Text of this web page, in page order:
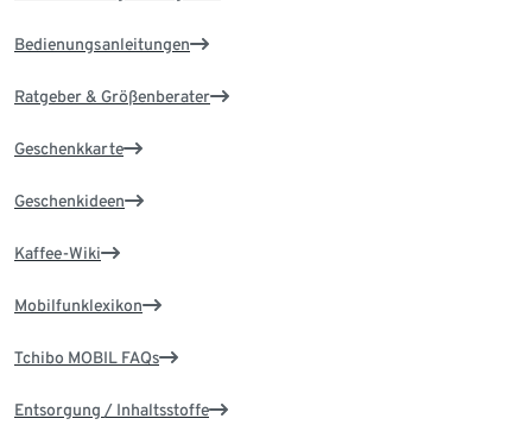
Bedienungsanleitungen
Ratgeber & Größenberater
Geschenkkarte
Geschenkideen
Kaffee-Wiki
Mobilfunklexikon
Tchibo MOBIL FAQs
Entsorgung / Inhaltsstoffe